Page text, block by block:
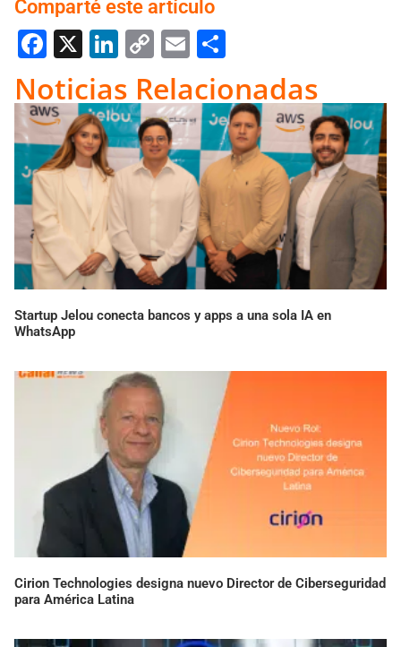
Comparté este artículo
Facebook
X LinkedIn
Copy
Link
Email
Noticias Relacionadas
Startup Jelou conecta bancos y apps a una sola IA en
WhatsApp
Cirion Technologies designa nuevo Director de Ciberseguridad
para América Latina